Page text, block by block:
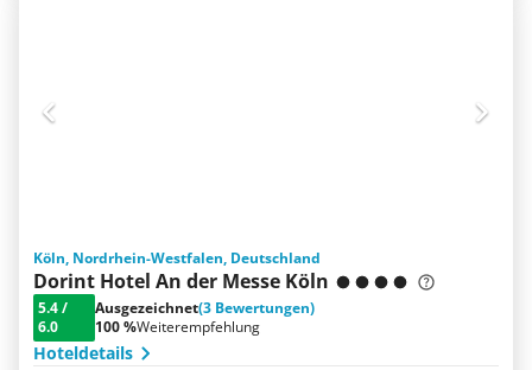
Köln, Nordrhein-Westfalen, Deutschland
Dorint Hotel An der Messe Köln
5.4/
6.0
Ausgezeichnet(3 Bewertungen)
100 %Weiterempfehlung
Hoteldetails